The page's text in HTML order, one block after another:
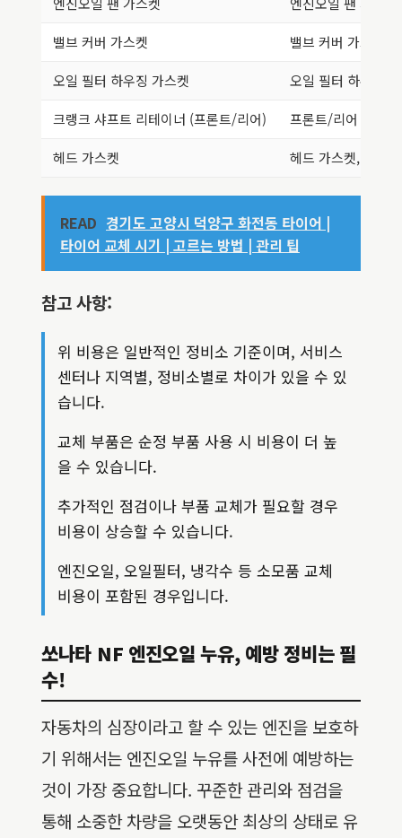
밸브 커버 가스켓 밸브 커버 가스켓
오일 필터 하우징 가스켓 오일 필터 하우징
크랭크 샤프트 리테이너 (프론트/리어) 프론트/리어 크랭
헤드 가스켓 헤드 가스켓, 헤드
READ 경기도 고양시 덕양구 화전동 타이어 |
타이어 교체 시기 | 고르는 방법 | 관리 팁
참고 사항:
위 비용은 일반적인 정비소 기준이며, 서비스
센터나 지역별, 정비소별로 차이가 있을 수 있
습니다.
교체 부품은 순정 부품 사용 시 비용이 더 높
을 수 있습니다.
추가적인 점검이나 부품 교체가 필요할 경우
비용이 상승할 수 있습니다.
엔진오일, 오일필터, 냉각수 등 소모품 교체
비용이 포함된 경우입니다.
쏘나타 NF 엔진오일 누유, 예방 정비는 필
수!
자동차의 심장이라고 할 수 있는 엔진을 보호하
기 위해서는 엔진오일 누유를 사전에 예방하는
것이 가장 중요합니다. 꾸준한 관리와 점검을
통해 소중한 차량을 오랫동안 최상의 상태로 유